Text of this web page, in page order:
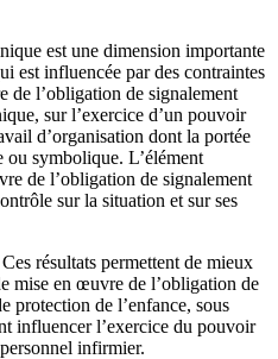
est une dimension importante
est influencée par des contraintes
de l’obligation de signalement
sur l’exercice d’un pouvoir
d’organisation dont la portée
ou symbolique. L’élément
de l’obligation de signalement
sur la situation et sur ses
résultats permettent de mieux
mise en œuvre de l’obligation de
protection de l’enfance, sous
influencer l’exercice du pouvoir
infirmier.